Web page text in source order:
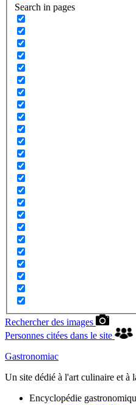
Search in pages
Rechercher des images
Personnes citées dans le site
Gastronomiac
Un site dédié à l'art culinaire et à
Encyclopédie